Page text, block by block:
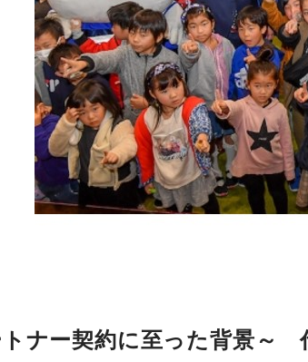
トナー契約に至った背景